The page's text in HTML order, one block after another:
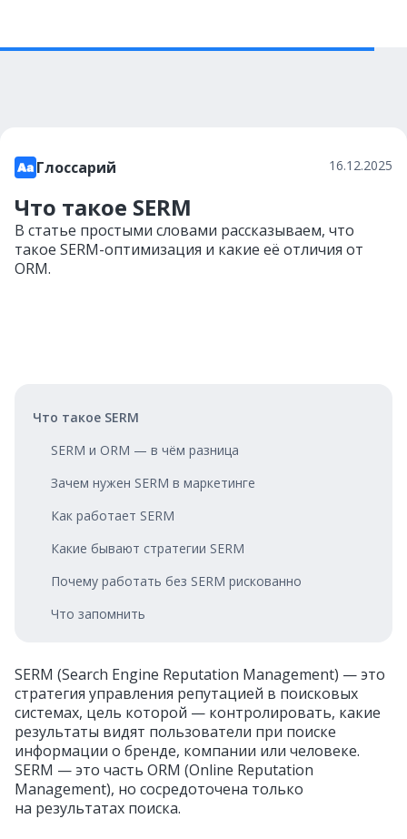
Глоссарий 16.12.2025
Что такое SERM
В статье простыми словами рассказываем, что
такое SERM-оптимизация и какие её отличия от
ORM.
Что такое SERM
SERM и ORM — в чём разница
Зачем нужен SERM в маркетинге
Как работает SERM
Какие бывают стратегии SERM
Почему работать без SERM рискованно
Что запомнить
SERM (Search Engine Reputation Management) — это
стратегия управления репутацией в поисковых
системах, цель которой — контролировать, какие
результаты видят пользователи при поиске
информации о бренде, компании или человеке.
SERM — это часть ORM (Online Reputation
Management), но сосредоточена только
на результатах поиска.